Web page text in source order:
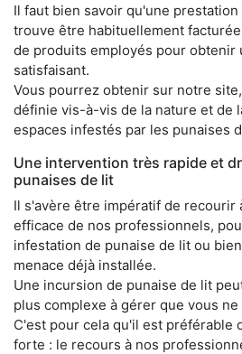
Il faut bien savoir qu'une
trouve être habituellement
de produits employés pour obtenir
satisfaisant.
Vous pourrez obtenir sur notre
définie vis-à-vis de la nature et de
espaces infestés par les punaises
Une intervention très rapide et
punaises de lit
Il s'avère être impératif de recourir
efficace de nos professionnels,
infestation de punaise de lit ou
menace déjà installée.
Une incursion de punaise de lit
plus complexe à gérer que vous
C'est pour cela qu'il est préférable
forte : le recours à nos